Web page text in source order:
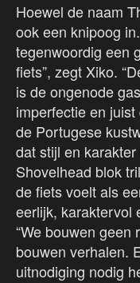
Hoewel de naam
ook een knipoog
tegenwoordig een
fiets”, zegt Xiko.
is de ongenode
imperfectie en
de Portugese
dat stijl en
Shovelhead blok
de fiets voelt als
eerlijk, karaktervol
“We bouwen geen
bouwen verhalen.
uitnodiging nodig